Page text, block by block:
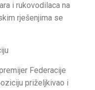
i rukovodilaca na
rješenjima se
Federacije
priželjkivao i